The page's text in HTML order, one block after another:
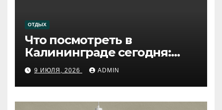
ОТДЫХ
Что посмотреть в
Калининграде сегодня:
путеводитель по самому
западному городу России
9 ИЮЛЯ, 2026 ADMIN